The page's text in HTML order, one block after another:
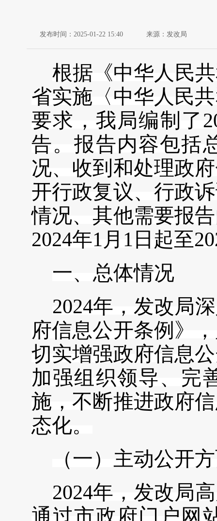
发布时间：2025-01-22 15:40 来源：发改局
根据《中华人民
省实施〈中华人民
要求，我局编制了
告。报告内容包括
况、收到和处理政
开行政复议、行政
情况、其他需要报
2024年1月1日起至
一、总体情况
2024年，发改局
府信息公开条例》
切实增强政府信息
加强组织领导、完
施，不断推进政府
态化。
（一）主动公开
2024年，发改局
通过市政府门户网